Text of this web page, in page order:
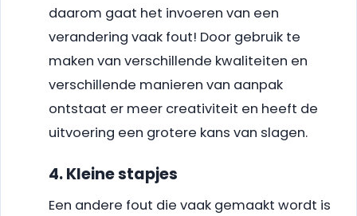
daarom gaat het invoeren van een
verandering vaak fout! Door gebruik te
maken van verschillende kwaliteiten en
verschillende manieren van aanpak
ontstaat er meer creativiteit en heeft de
uitvoering een grotere kans van slagen.
4. Kleine stapjes
Een andere fout die vaak gemaakt wordt is